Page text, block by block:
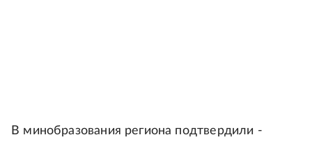
В минобразования региона подтвердили -